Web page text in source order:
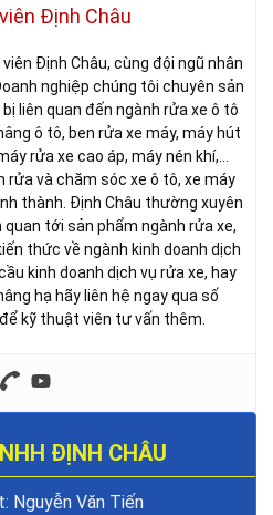
Định Châu
Định Châu, cùng đội ngũ nhân
nghiệp chúng tôi chuyên sản
liên quan đến ngành rửa xe ô tô
ô tô, ben rửa xe máy, máy hút
rửa xe cao áp, máy nén khí,…
rửa và chăm sóc xe ô tô, xe máy
thành. Định Châu thường xuyên
tới sản phẩm ngành rửa xe,
thức về ngành kinh doanh dịch
kinh doanh dịch vụ rửa xe, hay
hạ hãy liên hệ ngay qua số
để kỹ thuật viên tư vấn thêm.
ĐỊNH CHÂU
Nguyễn Văn Tiến